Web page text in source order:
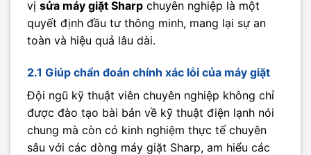
vị sửa máy giặt Sharp chuyên nghiệp là một
quyết định đầu tư thông minh, mang lại sự an
toàn và hiệu quả lâu dài.
2.1 Giúp chẩn đoán chính xác lỗi của máy giặt
Đội ngũ kỹ thuật viên chuyên nghiệp không chỉ
được đào tạo bài bản về kỹ thuật điện lạnh nói
chung mà còn có kinh nghiệm thực tế chuyên
sâu với các dòng máy giặt Sharp, am hiểu các